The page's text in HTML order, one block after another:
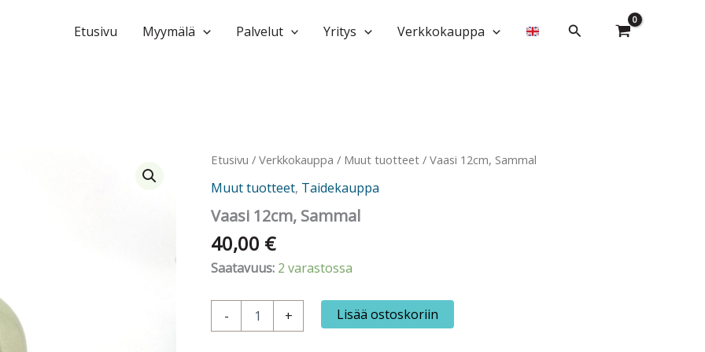
Etusivu Myymälä Palvelut Yritys Verkkokauppa Hae
Etusivu / Verkkokauppa / Muut tuotteet / Vaasi 12cm, Sammal
Muut tuotteet, Taidekauppa
Vaasi 12cm, Sammal
40,00 €
Saatavuus: 2 varastossa
-
12cm,
+ Lisää ostoskoriin